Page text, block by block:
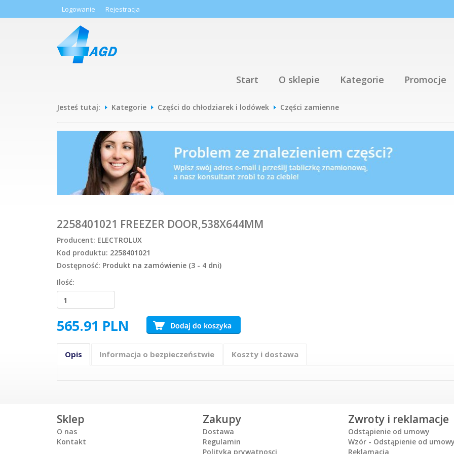
Logowanie Rejestracja
Start O sklepie Kategorie Promocje
Jesteś tutaj: Kategorie Części do chłodziarek i lodówek Części zamienne
2258401021 FREEZER DOOR,538X644MM
Producent: ELECTROLUX
Kod produktu: 2258401021
Dostępność: Produkt na zamówienie (3 - 4 dni)
Ilość:
565.91 PLN
Opis Informacja o bezpieczeństwie Koszty i dostawa
Sklep
O nas
Kontakt
Zakupy
Dostawa
Regulamin
Polityka prywatnosci
Zwroty i reklamacje
Odstąpienie od umowy
Wzór - Odstąpienie od
Reklamacja